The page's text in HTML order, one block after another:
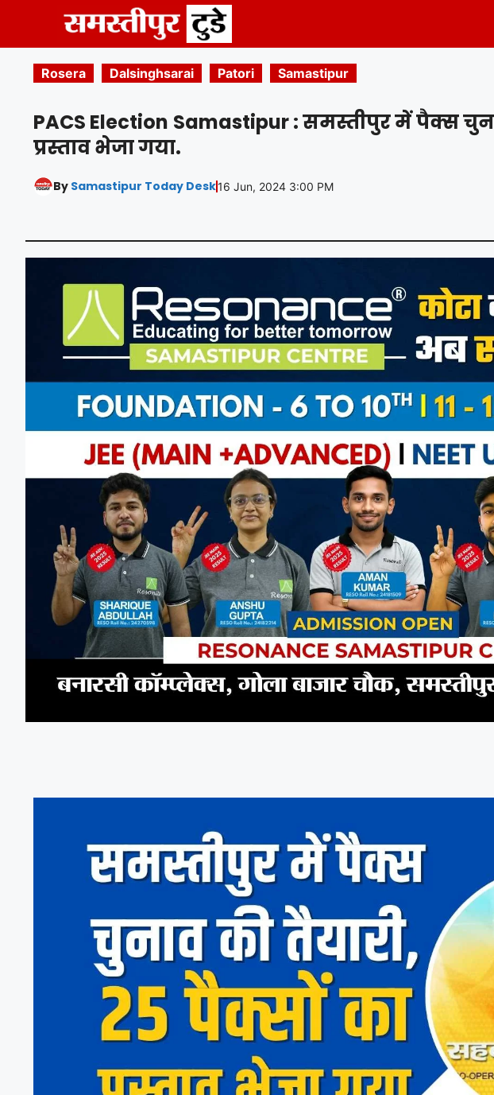
content
Rosera Dalsinghsarai Patori Samastipur
PACS Election Samastipur : समस्तीपुर में पैक्स
प्रस्ताव भेजा गया.
By Samastipur Today Desk16 Jun, 2024 3:00 PM